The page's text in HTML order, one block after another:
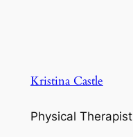
Kristina Castle
Physical Therapist